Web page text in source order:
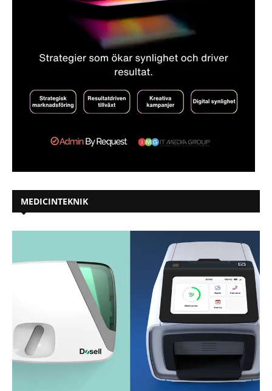
MEDICINTEKNIK